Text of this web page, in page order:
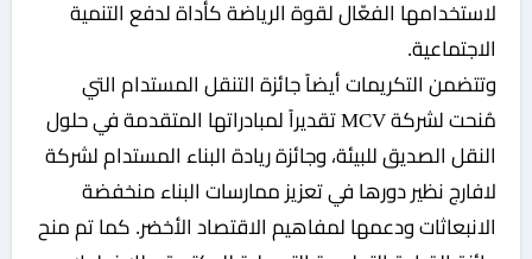
لاستخدامها الفعّال لقوة الرياضة كأداة لدفع التنمية
الاجتماعية.
وتتضمن التكريمات أيضاً جائزة التنقل المستدام التي
مُنحت لشركة MCV تقديراً لمبادراتها المتقدمة في حلول
النقل الصديق للبيئة، وجائزة ريادة البناء المستدام لشركة
لافارج نظير دورها في تعزيز ممارسات البناء منخفضة
الانبعاثات ودعمها لمفاهيم الاقتصاد الأخضر. كما تم منح